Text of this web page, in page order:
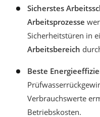
Sicherstes
Arbeitsprozesse
Sicherheitstüren in
Arbeitsbereich
Beste
Verbrauchswerte
Betriebskosten.